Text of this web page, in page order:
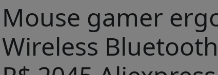
Mouse gamer
Wireless